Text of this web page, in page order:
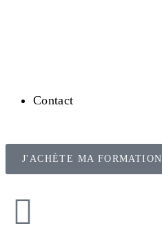
Contact
J'ACHÈTE MA FORMATION